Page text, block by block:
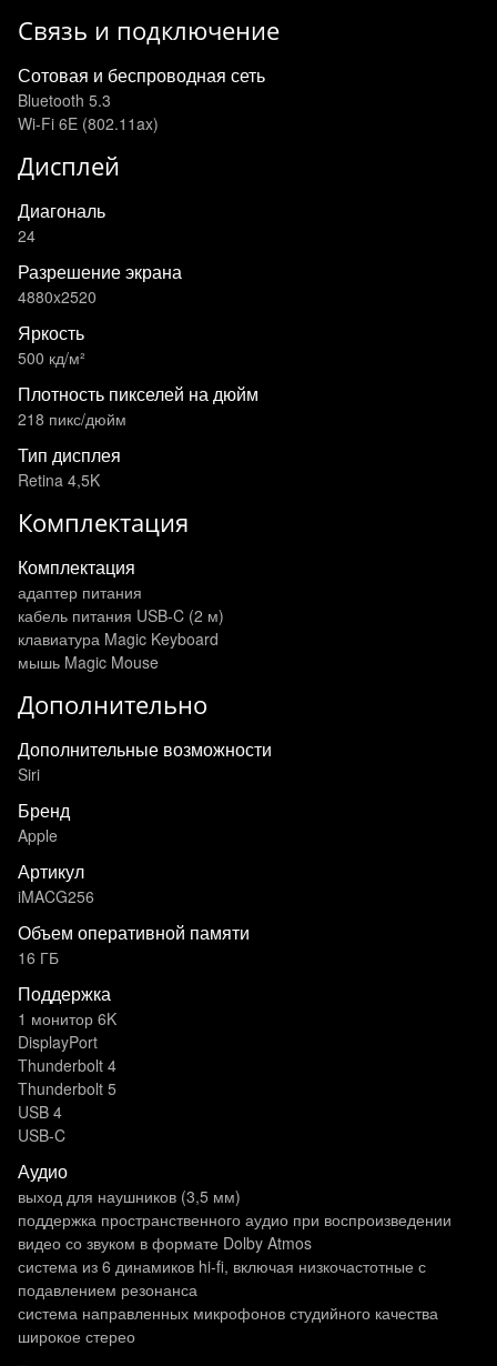
Связь и подключение
Сотовая и беспроводная сеть
Bluetooth 5.3
Wi-Fi 6E (802.11ax)
Дисплей
Диагональ
24
Разрешение экрана
4880x2520
Яркость
500 кд/м²
Плотность пикселей на дюйм
218 пикс/дюйм
Тип дисплея
Retina 4,5K
Комплектация
Комплектация
адаптер питания
кабель питания USB-C (2 м)
клавиатура Magic Keyboard
мышь Magic Mouse
Дополнительно
Дополнительные возможности
Siri
Бренд
Apple
Артикул
iMACG256
Объем оперативной памяти
16 ГБ
Поддержка
1 монитор 6K
DisplayPort
Thunderbolt 4
Thunderbolt 5
USB 4
USB-C
Аудио
выход для наушников (3,5 мм)
поддержка пространственного аудио при воспроизведении
видео со звуком в формате Dolby Atmos
система из 6 динамиков hi-fi, включая низкочастотные с
подавлением резонанса
система направленных микрофонов студийного качества
широкое стерео